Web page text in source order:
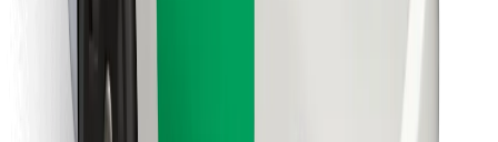
Consigue un viaje en minutos
Descargar la app de Bolt
Encuentra tu comida favorita